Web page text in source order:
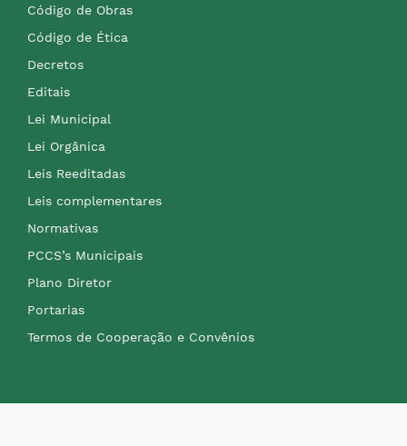
Código de Obras
Código de Ética
Decretos
Editais
Lei Municipal
Lei Orgânica
Leis Reeditadas
Leis complementares
Normativas
PCCS’s Municipais
Plano Diretor
Portarias
Termos de Cooperação e Convênios